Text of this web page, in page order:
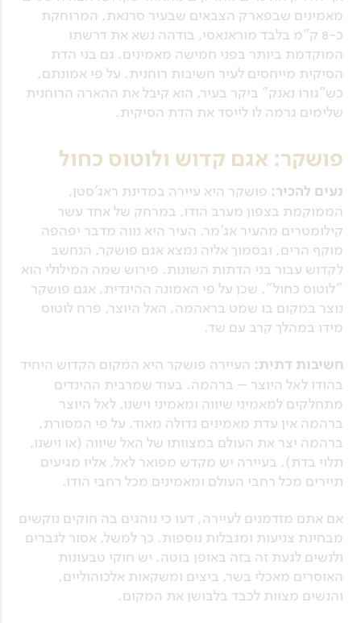
מאמינים שבפארק הצבאים שבעיר סרנאת, המרוחקת
כ-8 ק"מ בלבד מוראנאסי, בודהה נשא את דרשתו
המוקדמת ביותר בפני חמישה מאמינים. גם בני הדת
הסיקית מייחסים לעיר חשיבות רוחנית. על פי אמונתם,
כש"גורו נאנק" ביקר בעיר, הוא קיבל את ההארה הרוחנית
שלימים גרמה לו לייסד את הדת הסיקית.
פושקר: אגם קדוש ולוטוס כחול
נעים להכיר: פושקר היא עיירה במדינת ראג'סטן,
הממוקמת בצפון מערב הודו, במרחק של אחד עשר
קילומטרים מהעיר אג'מר. העיר היא נווה מדבר יפהפה
מוקף הרים, ובסמוך אליה נמצא אגם פושקר, הנחשב
לקדוש עבור בני הדתות השונות. פירוש שמה המילולי הוא
"לוטוס כחול", שכן על פי האמונה ההינדית, אגם פושקר
נוצר במקום בו שמט בראהמה, האל היוצר, פרח לוטוס
מידו במהלך קרב עם שד.
חשיבות דתית: העיירה פושקר היא המקום הקדוש היחיד
בהודו לאל היוצר – ברהמה. בעוד שמרבית ההינדים
מתחלקים למאמיני שיווה ומאמיני וישנו, לאל היוצר
ברהמה אין עדת מאמינים גדולה מאוד. על פי המסורת,
ברהמה יצר את העולם במצוותו של האל שיווה (או וישנו,
תלוי בדת). בעיירה יש מקדש מפואר לאל, אליו מגיעים
תיירים מכל רחבי העולם ומאמינים מכל רחבי הודו.
אם אתם מזדמנים לעיירה, דעו כי נוהגים בה חוקים נוקשים
מבחינת צניעות ומגבלות נוספות. כך למשל, אסור לגברים
ולנשים לגעת זה בזה באופן בוטה, יש חוקי טבעונות
האוסרים מאכלי בשר, ביצים ומשקאות אלכוהוליים,
והנשים מצוות לכבד בלבושן את המקום.